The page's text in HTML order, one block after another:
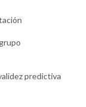
predictiva